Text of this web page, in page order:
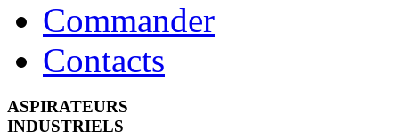
Commander
Contacts
ASPIRATEURS
INDUSTRIELS